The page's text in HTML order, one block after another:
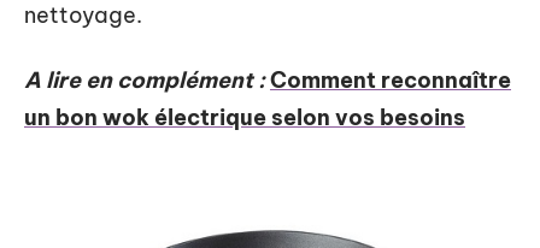
nettoyage.
A lire en complément :Comment reconnaître
un bon wok électrique selon vos besoins